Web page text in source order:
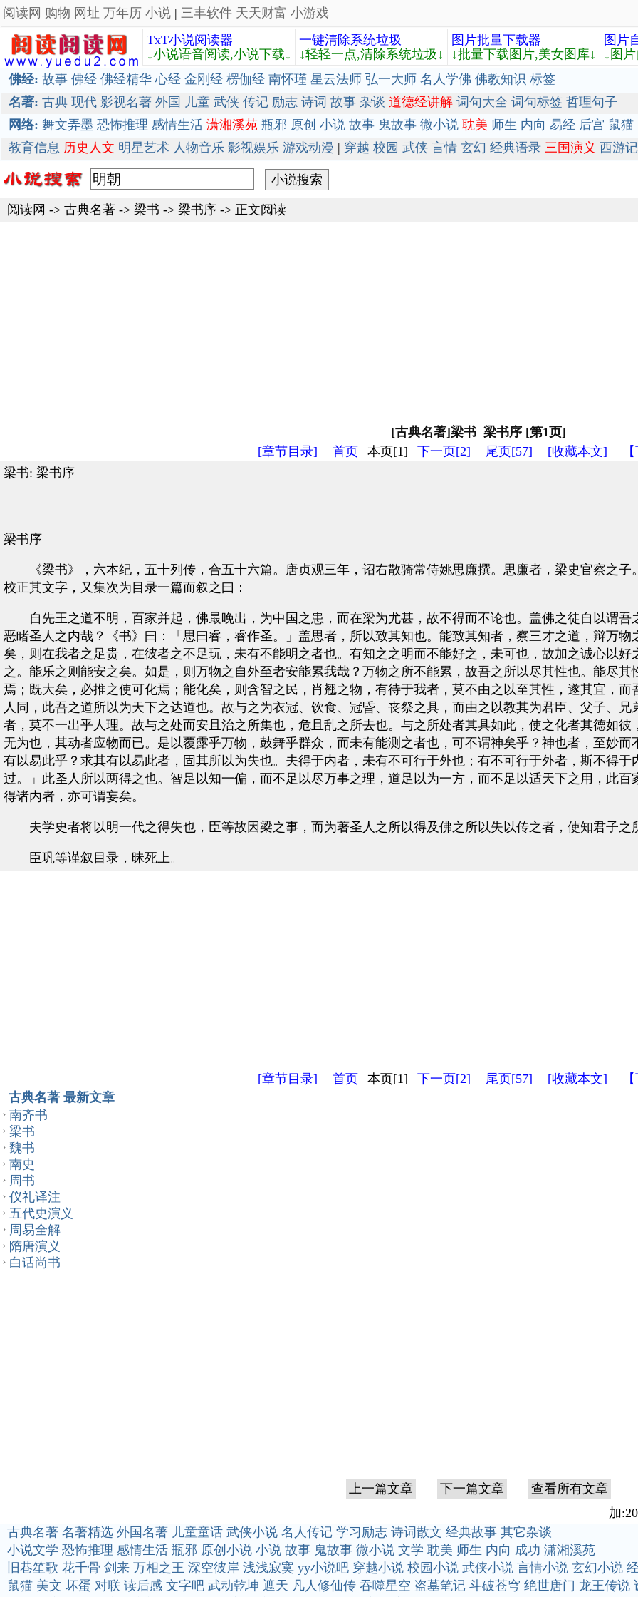
阅读网 购物 网址 万年历 小说 | 三丰软件 天天财富 小游戏
TxT小说阅读器
↓小说语音阅读,小说下载↓
一键清除系统垃圾
↓轻轻一点,清除系统垃圾↓
图片批量下载器
↓批量下载图片,美女图库↓
图片
↓图
佛经: 故事 佛经 佛经精华 心经 金刚经 楞伽经 南怀瑾 星云法师 弘一大师 名人学佛 佛教知识 标签
名著: 古典 现代 影视名著 外国 儿童 武侠 传记 励志 诗词 故事 杂谈 道德经讲解 词句大全 词句标签 哲理句子
网络: 舞文弄墨 恐怖推理 感情生活 潇湘溪苑 瓶邪 原创 小说 故事 鬼故事 微小说 耽美 师生 内向 易经 后宫 鼠猫
教育信息 历史人文 明星艺术 人物音乐 影视娱乐 游戏动漫 | 穿越 校园 武侠 言情 玄幻 经典语录 三国演义 西游记
阅读网 -> 古典名著 -> 梁书 -> 梁书序 -> 正文阅读
[古典名著]梁书 梁书序 [第1页]
[章节目录]
首页 本页[1] 下一页[2] 尾页[57] [收藏本文]
梁书: 梁书序
梁书序
《梁书》，六本纪，五十列传，合五十六篇。唐贞观三年，诏右散骑常侍姚思廉撰。思廉者，梁史官察之子
校正其文字，又集次为目录一篇而叙之曰：
自先王之道不明，百家并起，佛最晚出，为中国之患，而在梁为尤甚，故不得而不论也。盖佛之徒自以谓吾
恶睹圣人之内哉？《书》曰：「思曰睿，睿作圣。」盖思者，所以致其知也。能致其知者，察三才之道，辩万
矣，则在我者之足贵，在彼者之不足玩，未有不能明之者也。有知之之明而不能好之，未可也，故加之诚心以
之。能乐之则能安之矣。如是，则万物之自外至者安能累我哉？万物之所不能累，故吾之所以尽其性也。能尽
焉；既大矣，必推之使可化焉；能化矣，则含智之民，肖翘之物，有待于我者，莫不由之以至其性，遂其宜，
人同，此吾之道所以为天下之达道也。故与之为衣冠、饮食、冠昏、丧祭之具，而由之以教其为君臣、父子、
者，莫不一出乎人理。故与之处而安且治之所集也，危且乱之所去也。与之所处者其具如此，使之化者其德如彼
无为也，其动者应物而已。是以覆露乎万物，鼓舞乎群众，而未有能测之者也，可不谓神矣乎？神也者，至妙
有以易此乎？求其有以易此者，固其所以为失也。夫得于内者，未有不可行于外也；有不可行于外者，斯不得
过。」此圣人所以两得之也。智足以知一偏，而不足以尽万事之理，道足以为一方，而不足以适天下之用，此
得诸内者，亦可谓妄矣。
夫学史者将以明一代之得失也，臣等故因梁之事，而为著圣人之所以得及佛之所以失以传之者，使知君子之
臣巩等谨叙目录，昧死上。
[章节目录] 首页 本页[1] 下一页[2] 尾页[57] [收藏本文]
古典名著 最新文章
南齐书
梁书
魏书
南史
周书
仪礼译注
五代史演义
周易全解
隋唐演义
白话尚书
上一篇文章 下一篇文章
查看所有文章
加
古典名著 名著精选 外国名著 儿童童话 武侠小说 名人传记 学习励志 诗词散文 经典故事 其它杂谈
小说文学 恐怖推理 感情生活 瓶邪 原创小说 小说 故事 鬼故事 微小说 文学 耽美 师生 内向 成功 潇湘溪苑
旧巷笙歌 花千骨 剑来 万相之王 深空彼岸 浅浅寂寞 yy小说吧 穿越小说 校园小说 武侠小说 言情小说 玄幻小说
鼠猫 美文 坏蛋 对联 读后感 文字吧 武动乾坤 遮天 凡人修仙传 吞噬星空 盗墓笔记 斗破苍穹 绝世唐门 龙王传说